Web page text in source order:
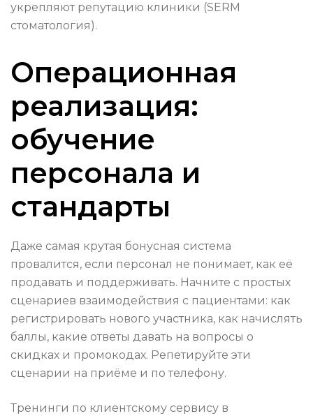
укрепляют репутацию клиники (SERM
стоматология).
Операционная
реализация:
обучение
персонала и
стандарты
Даже самая крутая бонусная система
провалится, если персонал не понимает, как её
продавать и поддерживать. Начните с простых
сценариев взаимодействия с пациентами: как
регистрировать нового участника, как начислять
баллы, какие ответы давать на вопросы о
скидках и промокодах. Репетируйте эти
сценарии на приёме и по телефону.
Тренинги по клиентскому сервису в